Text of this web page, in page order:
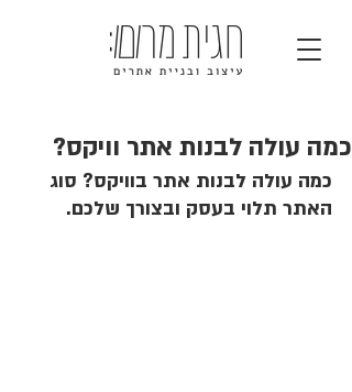
כמה עולה לבנות אתר וויקס?
כמה עולה לבנות אתר בוויקס? סוג
האתר תלוי בעסק ובצורך שלכם.